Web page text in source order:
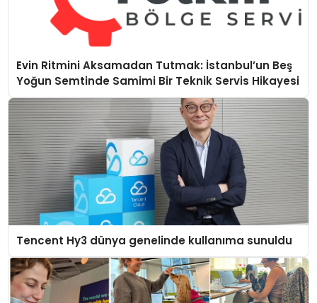
Evin Ritmini Aksamadan Tutmak: İstanbul’un Beş
Yoğun Semtinde Samimi Bir Teknik Servis Hikayesi
Tencent Hy3 dünya genelinde kullanıma sunuldu